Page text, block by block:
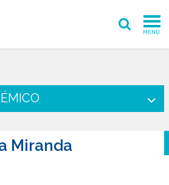
MENÚ
PREGRADO
CREACIÓN
Miranda